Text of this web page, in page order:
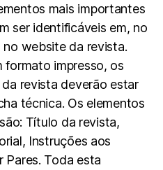
mais importantes
ser identificáveis em, no
website da revista.
formato impresso, os
revista deverão estar
técnica. Os elementos
Título da revista,
Instruções aos
Pares. Toda esta